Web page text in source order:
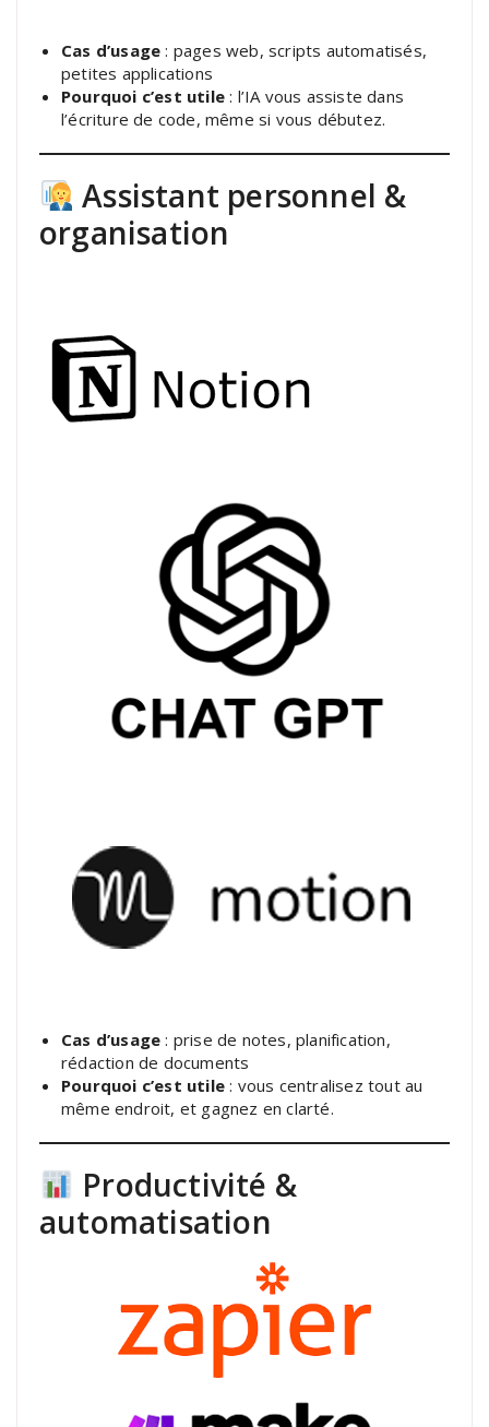
Cas d’usage : pages web, scripts automatisés,
petites applications
Pourquoi c’est utile : l’IA vous assiste dans
l’écriture de code, même si vous débutez.
Assistant personnel &
organisation
Cas d’usage : prise de notes, planification,
rédaction de documents
Pourquoi c’est utile : vous centralisez tout au
même endroit, et gagnez en clarté.
Productivité &
automatisation